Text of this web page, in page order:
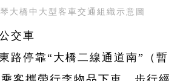
大橋中大型客車交通組織示意圖
交車
路停靠“大橋二線通道南”（暫